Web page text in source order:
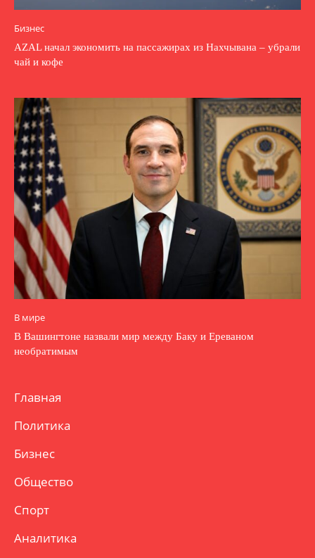
Бизнес
AZAL начал экономить на пассажирах из Нахчывана – убрали
чай и кофе
В мире
В Вашингтоне назвали мир между Баку и Ереваном
необратимым
Главная
Политика
Бизнес
Общество
Спорт
Аналитика